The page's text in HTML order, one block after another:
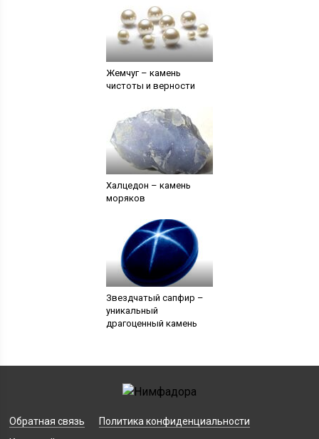
Жемчуг – камень
чистоты и верности
Халцедон – камень
моряков
Звездчатый сапфир –
уникальный
драгоценный камень
Обратная связь
Политика конфиденциальности